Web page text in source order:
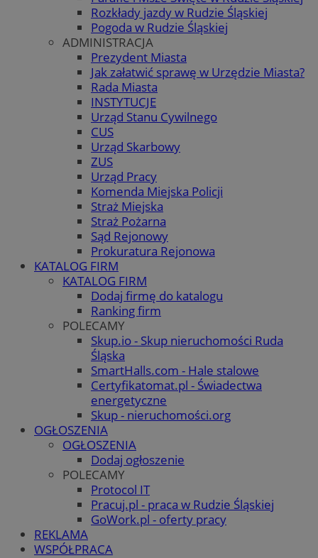
Rozkłady jazdy w Rudzie Śląskiej
Pogoda w Rudzie Śląskiej
ADMINISTRACJA
Prezydent Miasta
Jak załatwić sprawę w Urzędzie Miasta?
Rada Miasta
INSTYTUCJE
Urząd Stanu Cywilnego
CUS
Urząd Skarbowy
ZUS
Urząd Pracy
Komenda Miejska Policji
Straż Miejska
Straż Pożarna
Sąd Rejonowy
Prokuratura Rejonowa
KATALOG FIRM
KATALOG FIRM
Dodaj firmę do katalogu
Ranking firm
POLECAMY
Skup.io - Skup nieruchomości Ruda
Śląska
SmartHalls.com - Hale stalowe
Certyfikatomat.pl - Świadectwa
energetyczne
Skup - nieruchomości.org
OGŁOSZENIA
OGŁOSZENIA
Dodaj ogłoszenie
POLECAMY
Protocol IT
Pracuj.pl - praca w Rudzie Śląskiej
GoWork.pl - oferty pracy
REKLAMA
WSPÓŁPRACA